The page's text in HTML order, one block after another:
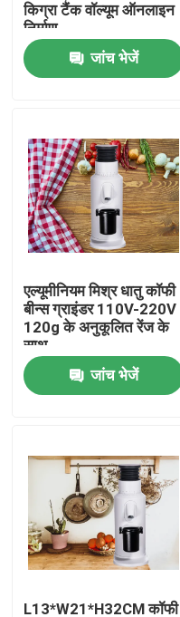
उत्पादों
वीआर दिखाएँ
कारखाना भ्रमण
गुणवत्ता नियंत्रण
कॉफी बीन ग्राइंडर
गड़गड़ाहट कॉफी की चक्की
किग्रा टैंक वॉल्यूम ऑनलाइन
निर्माण
जांच भेजें
एल्यूमीनियम मिश्र धातु कॉफी
बीन्स ग्राइंडर 110V-220V
120g के अनुकूलित रेंज के
साथ
जांच भेजें
L13*W21*H32CM कॉफी